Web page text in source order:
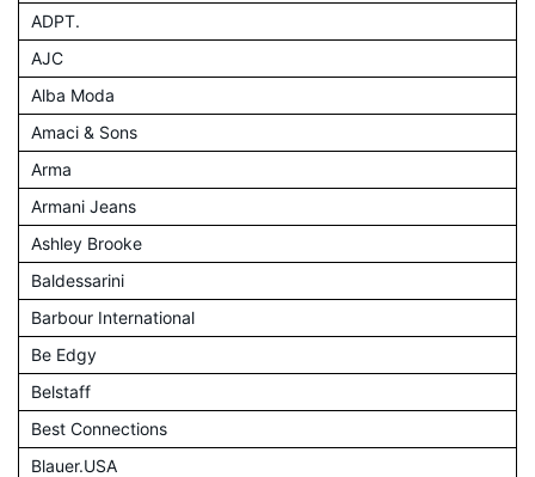
ADPT.
AJC
Alba Moda
Amaci & Sons
Arma
Armani Jeans
Ashley Brooke
Baldessarini
Barbour International
Be Edgy
Belstaff
Best Connections
Blauer.USA